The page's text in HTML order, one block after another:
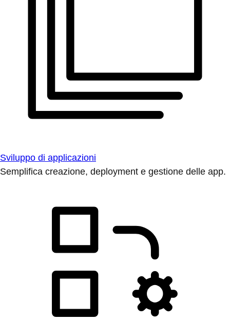
Sviluppo di applicazioni
Semplifica creazione, deployment e gestione delle app.